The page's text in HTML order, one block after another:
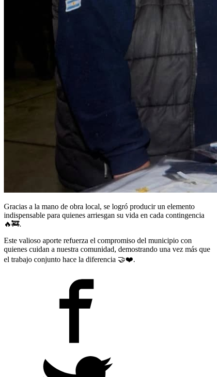
Gracias a la mano de obra local, se logró producir un elemento
indispensable para quienes arriesgan su vida en cada contingencia
🔥🚒.
Este valioso aporte refuerza el compromiso del municipio con
quienes cuidan a nuestra comunidad, demostrando una vez más que
el trabajo conjunto hace la diferencia 🤝❤️.